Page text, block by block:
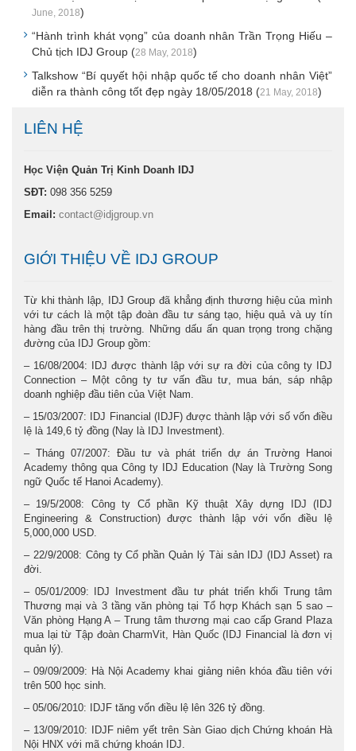
June, 2018)
“Hành trình khát vọng” của doanh nhân Trần Trọng Hiếu –
Chủ tịch IDJ Group (28 May, 2018)
Talkshow “Bí quyết hội nhập quốc tế cho doanh nhân Việt”
diễn ra thành công tốt đẹp ngày 18/05/2018 (21 May, 2018)
LIÊN HỆ
Học Viện Quản Trị Kinh Doanh IDJ
SĐT: 098 356 5259
Email: contact@idjgroup.vn
GIỚI THIỆU VỀ IDJ GROUP
Từ khi thành lập, IDJ Group đã khẳng định thương hiệu của mình
với tư cách là một tập đoàn đầu tư sáng tạo, hiệu quả và uy tín
hàng đầu trên thị trường. Những dấu ấn quan trọng trong chặng
đường của IDJ Group gồm:
– 16/08/2004: IDJ được thành lập với sự ra đời của công ty IDJ
Connection – Một công ty tư vấn đầu tư, mua bán, sáp nhập
doanh nghiệp đầu tiên của Việt Nam.
– 15/03/2007: IDJ Financial (IDJF) được thành lập với số vốn điều
lệ là 149,6 tỷ đồng (Nay là IDJ Investment).
– Tháng 07/2007: Đầu tư và phát triển dự án Trường Hanoi
Academy thông qua Công ty IDJ Education (Nay là Trường Song
ngữ Quốc tế Hanoi Academy).
– 19/5/2008: Công ty Cổ phần Kỹ thuật Xây dựng IDJ (IDJ
Engineering & Construction) được thành lập với vốn điều lệ
5,000,000 USD.
– 22/9/2008: Công ty Cổ phần Quản lý Tài sản IDJ (IDJ Asset) ra
đời.
– 05/01/2009: IDJ Investment đầu tư phát triển khối Trung tâm
Thương mại và 3 tầng văn phòng tại Tổ hợp Khách sạn 5 sao –
Văn phòng Hạng A – Trung tâm thương mại cao cấp Grand Plaza
mua lại từ Tập đoàn CharmVit, Hàn Quốc (IDJ Financial là đơn vị
quản lý).
– 09/09/2009: Hà Nội Academy khai giảng niên khóa đầu tiên với
trên 500 học sinh.
– 05/06/2010: IDJF tăng vốn điều lệ lên 326 tỷ đồng.
– 13/09/2010: IDJF niêm yết trên Sàn Giao dịch Chứng khoán Hà
Nội HNX với mã chứng khoán IDJ.